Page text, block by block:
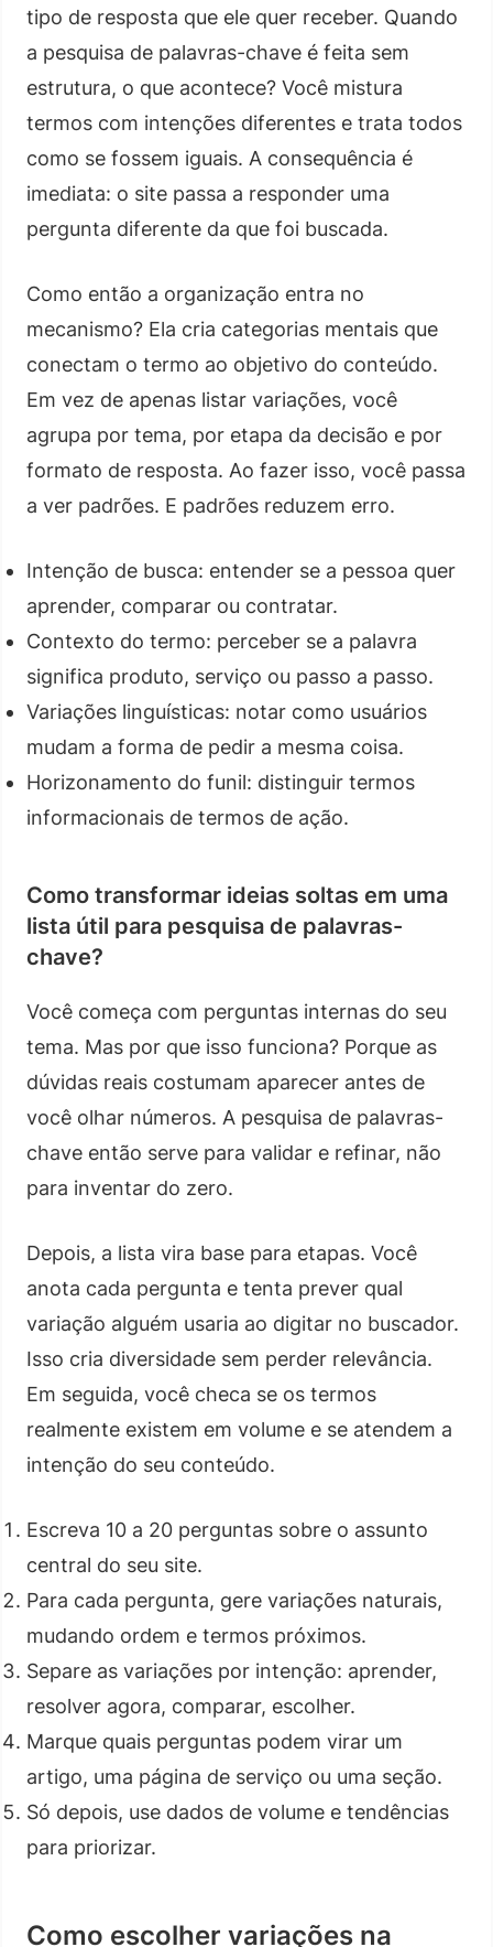
tipo de resposta que ele quer receber. Quando
a pesquisa de palavras-chave é feita sem
estrutura, o que acontece? Você mistura
termos com intenções diferentes e trata todos
como se fossem iguais. A consequência é
imediata: o site passa a responder uma
pergunta diferente da que foi buscada.
Como então a organização entra no
mecanismo? Ela cria categorias mentais que
conectam o termo ao objetivo do conteúdo.
Em vez de apenas listar variações, você
agrupa por tema, por etapa da decisão e por
formato de resposta. Ao fazer isso, você passa
a ver padrões. E padrões reduzem erro.
Intenção de busca: entender se a pessoa quer
aprender, comparar ou contratar.
Contexto do termo: perceber se a palavra
significa produto, serviço ou passo a passo.
Variações linguísticas: notar como usuários
mudam a forma de pedir a mesma coisa.
Horizonamento do funil: distinguir termos
informacionais de termos de ação.
Como transformar ideias soltas em uma
lista útil para pesquisa de palavras-
chave?
Você começa com perguntas internas do seu
tema. Mas por que isso funciona? Porque as
dúvidas reais costumam aparecer antes de
você olhar números. A pesquisa de palavras-
chave então serve para validar e refinar, não
para inventar do zero.
Depois, a lista vira base para etapas. Você
anota cada pergunta e tenta prever qual
variação alguém usaria ao digitar no buscador.
Isso cria diversidade sem perder relevância.
Em seguida, você checa se os termos
realmente existem em volume e se atendem a
intenção do seu conteúdo.
Escreva 10 a 20 perguntas sobre o assunto
central do seu site.
Para cada pergunta, gere variações naturais,
mudando ordem e termos próximos.
Separe as variações por intenção: aprender,
resolver agora, comparar, escolher.
Marque quais perguntas podem virar um
artigo, uma página de serviço ou uma seção.
Só depois, use dados de volume e tendências
para priorizar.
Como escolher variações na